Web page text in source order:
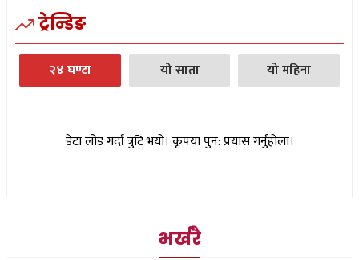
ट्रेन्डिङ
२४ घण्टा यो साता यो महिना
डेटा लोड गर्दा त्रुटि भयो। कृपया पुन: प्रयास गर्नुहोला।
भर्खरै